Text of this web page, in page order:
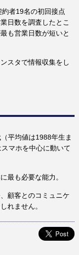
者19名の初回接点
日数を調査したとこ
も営業日数が短いと
スタで情報収集をし
平均値は1988年生ま
マホを中心に動いて
最も必要な能力。
顧客とのコミュニケ
れません。